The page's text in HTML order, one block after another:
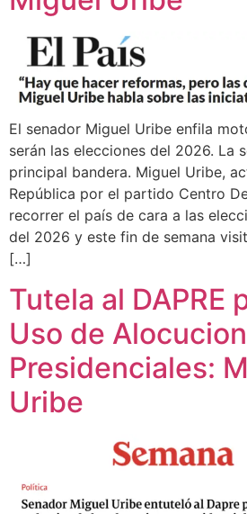
El senador Miguel Uribe enfila
serán las elecciones del 2026. La
principal bandera. Miguel Uribe,
República por el partido Centro
recorrer el país de cara a las
del 2026 y este fin de semana
[…]
Tutela al DAPRE
Uso de
Presidenciales:
Uribe